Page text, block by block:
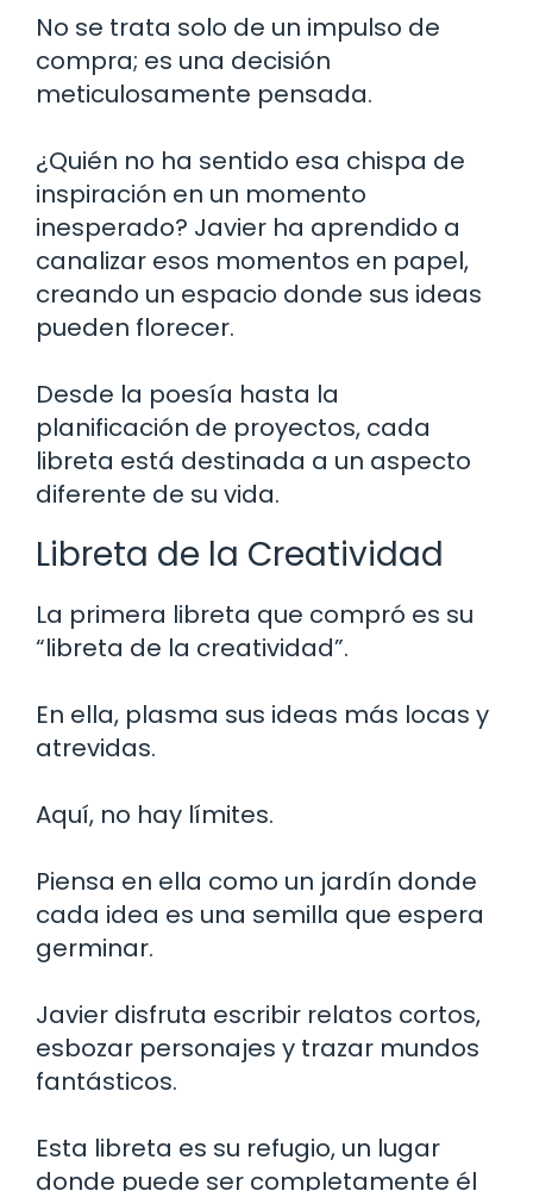
No se trata solo de un impulso de
compra; es una decisión
meticulosamente pensada.
¿Quién no ha sentido esa chispa de
inspiración en un momento
inesperado? Javier ha aprendido a
canalizar esos momentos en papel,
creando un espacio donde sus ideas
pueden florecer.
Desde la poesía hasta la
planificación de proyectos, cada
libreta está destinada a un aspecto
diferente de su vida.
Libreta de la Creatividad
La primera libreta que compró es su
“libreta de la creatividad”.
En ella, plasma sus ideas más locas y
atrevidas.
Aquí, no hay límites.
Piensa en ella como un jardín donde
cada idea es una semilla que espera
germinar.
Javier disfruta escribir relatos cortos,
esbozar personajes y trazar mundos
fantásticos.
Esta libreta es su refugio, un lugar
donde puede ser completamente él